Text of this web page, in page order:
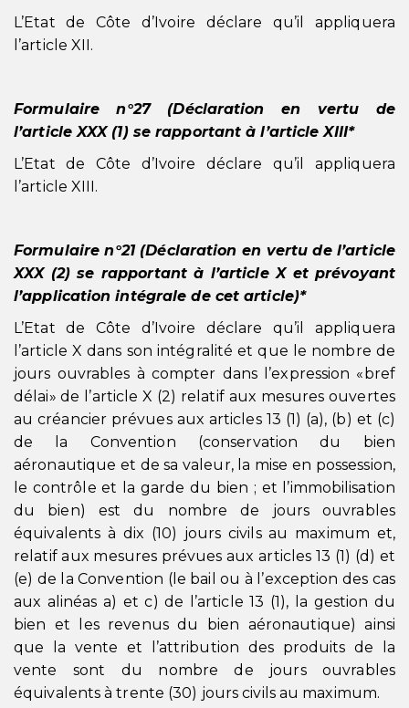
L’Etat de Côte d’Ivoire déclare qu’il appliquera
l’article XII.
Formulaire n°27 (Déclaration en vertu de
l’article XXX (1) se rapportant à l’article XIII*
L’Etat de Côte d’Ivoire déclare qu’il appliquera
l’article XIII.
Formulaire n°21 (Déclaration en vertu de l’article
XXX (2) se rapportant à l’article X et prévoyant
l’application intégrale de cet article)*
L’Etat de Côte d’Ivoire déclare qu’il appliquera
l’article X dans son intégralité et que le nombre de
jours ouvrables à compter dans l’expression «bref
délai» de l’article X (2) relatif aux mesures ouvertes
au créancier prévues aux articles 13 (1) (a), (b) et (c)
de la Convention (conservation du bien
aéronautique et de sa valeur, la mise en possession,
le contrôle et la garde du bien ; et l’immobilisation
du bien) est du nombre de jours ouvrables
équivalents à dix (10) jours civils au maximum et,
relatif aux mesures prévues aux articles 13 (1) (d) et
(e) de la Convention (le bail ou à l’exception des cas
aux alinéas a) et c) de l’article 13 (1), la gestion du
bien et les revenus du bien aéronautique) ainsi
que la vente et l’attribution des produits de la
vente sont du nombre de jours ouvrables
équivalents à trente (30) jours civils au maximum.